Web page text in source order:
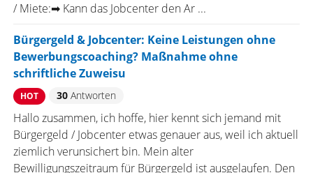
/ Miete:​ ➡ Kann das Jobcenter den Ar ...
Bürgergeld & Jobcenter: Keine Leistungen ohne
Bewerbungscoaching? Maßnahme ohne
schriftliche Zuweisu
HOT 30Antworten
Hallo zusammen, ich hoffe, hier kennt sich jemand mit
Bürgergeld / Jobcenter etwas genauer aus, weil ich aktuell
ziemlich verunsichert bin. Mein alter
Bewilligungszeitraum für Bürgergeld ist ausgelaufen. Den